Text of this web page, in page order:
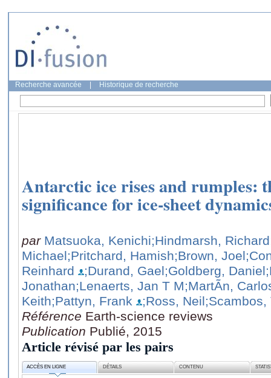
Recherche avancée Historique de recherche
Antarctic ice rises and rumples:
significance for ice-sheet
par Matsuoka, Kenichi;Hindmarsh, Richard
Michael;Pritchard, Hamish;Brown, Joel
Reinhard
;Durand, Gael;Goldberg, Daniel
Jonathan;Lenaerts, Jan T M;MartÃ­n,
Keith;Pattyn, Frank ;Ross, Neil;Scambos,
Référence Earth-science reviews
Publication Publié, 2015
Article révisé par les pairs
ACCÈS EN LIGNE DÉTAILS CONTENU